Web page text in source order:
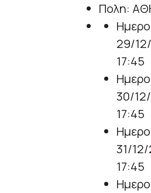
Πολη:
29/
17:45
30/
17:45
31/
17:45